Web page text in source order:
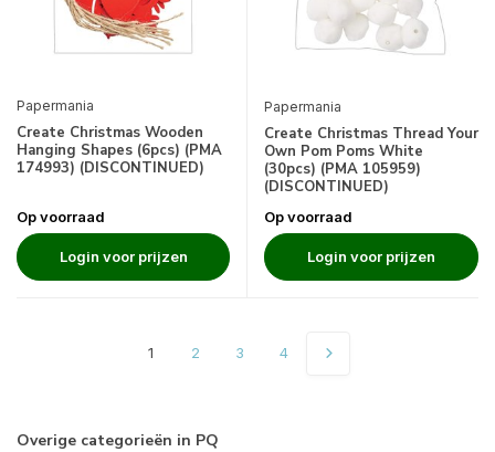
Papermania
Create Christmas Wooden
Hanging Shapes (6pcs) (PMA
174993) (DISCONTINUED)
Op voorraad
Login voor prijzen
Papermania
Create Christmas Thread Your
Own Pom Poms White
(30pcs) (PMA 105959)
(DISCONTINUED)
Op voorraad
Login voor prijzen
1 2 3 4
Overige categorieën in PQ